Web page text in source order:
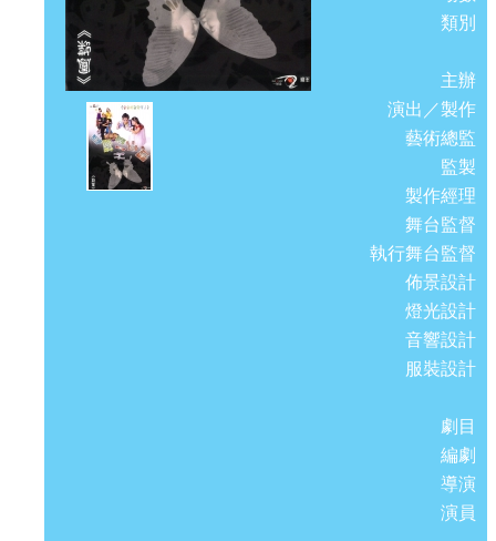
類別
主辦
演出／製作
藝術總監
監製
製作經理
舞台監督
執行舞台監督
佈景設計
燈光設計
音響設計
服裝設計
劇目
編劇
導演
演員